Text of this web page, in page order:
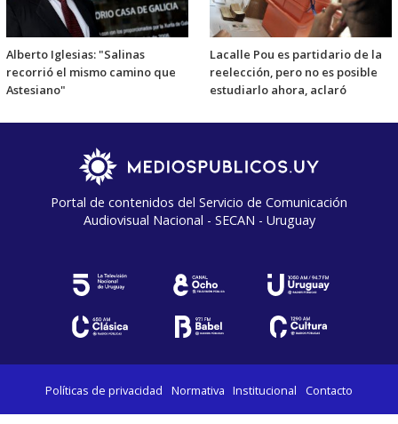
Alberto Iglesias: "Salinas
recorrió el mismo camino que
Astesiano"
Lacalle Pou es partidario de la
reelección, pero no es posible
estudiarlo ahora, aclaró
Portal de contenidos del Servicio de Comunicación
Audiovisual Nacional - SECAN - Uruguay
Políticas de privacidad Normativa Institucional Contacto